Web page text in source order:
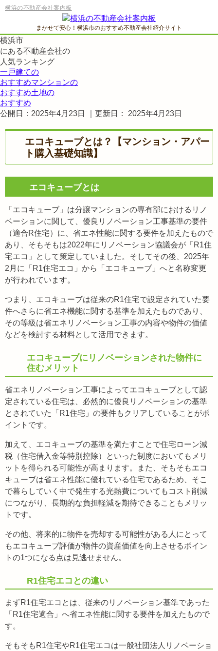
横浜の不動産会社案内板
まかせて安心！横浜市のおすすめ不動産会社紹介サイト
横浜市
にある不動産会社の
人気ランキング
一戸建ての
おすすめマンションの
おすすめ土地の
おすすめ
公開日： 2025年4月23日 ｜更新日： 2025年4月23日
エコキューブとは？【マンション・アパー
ト購入基礎知識】
エコキューブとは
「エコキューブ」は分譲マンションの専有部におけるリノ
ベーションに関して、優良リノベーション工事基準の要件
（適合R住宅）に、省エネ性能に関する要件を加えたもので
あり、そもそもは2022年にリノベーション協議会が「R1住
宅エコ」として策定していました。そしてその後、2025年
2月に「R1住宅エコ」から「エコキューブ」へと名称変更
が行われています。
つまり、エコキューブは従来のR1住宅で設定されていた要
件へさらに省エネ機能に関する基準を加えたものであり、
その等級は省エネリノベーション工事の内容や物件の価値
などを検討する材料として活用できます。
エコキューブにリノベーションされた物件に
住むメリット
省エネリノベーション工事によってエコキューブとして認
定されている住宅は、必然的に優良リノベーションの基準
とされていた「R1住宅」の要件もクリアしていることがポ
イントです。
加えて、エコキューブの基準を満たすことで住宅ローン減
税（住宅借入金等特別控除）といった制度においてもメリ
ットを得られる可能性が高まります。また、そもそもエコ
キューブは省エネ性能に優れている住宅であるため、そこ
で暮らしていく中で発生する光熱費についてもコスト削減
につながり、長期的な負担軽減を期待できることもメリッ
トです。
その他、将来的に物件を売却する可能性がある人にとって
もエコキューブ評価が物件の資産価値を向上させるポイン
トの1つになる点は見逃せません。
R1住宅エコとの違い
まずR1住宅エコとは、従来のリノベーション基準であった
「R1住宅適合」へ省エネ性能に関する要件を加えたもので
す。
そもそもR1住宅やR1住宅エコは一般社団法人リノベーショ